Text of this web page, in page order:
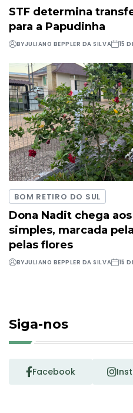
STF determina
para a Papudinha
BYJULIANO BEPPLER DA SILVA 15
BOM RETIRO DO SUL
Dona Nadit chega
simples, marcada
pelas flores
BYJULIANO BEPPLER DA SILVA 15
Siga-nos
Facebook